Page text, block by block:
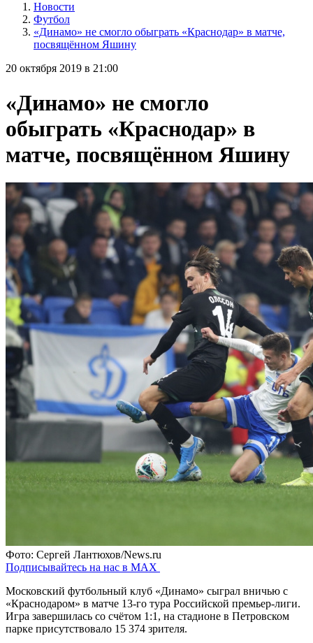
Новости
Футбол
«Динамо» не смогло обыграть «Краснодар» в матче,
посвящённом Яшину
20 октября 2019 в 21:00
«Динамо» не смогло
обыграть «Краснодар» в
матче, посвящённом Яшину
Фото: Сергей Лантюхов/News.ru
Подписывайтесь на нас в MAX
Московский футбольный клуб «Динамо» сыграл вничью с
«Краснодаром» в матче 13-го тура Российской премьер-лиги.
Игра завершилась со счётом 1:1, на стадионе в Петровском
парке присутствовало 15 374 зрителя.